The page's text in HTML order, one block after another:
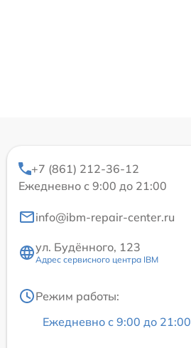
+7 (861) 212-36-12
Ежедневно с 9:00 до 21:00
info@ibm-repair-center.ru
ул. Будённого, 123
Адрес сервисного центра IBM
Режим работы:
Ежедневно с 9:00 до 21:00